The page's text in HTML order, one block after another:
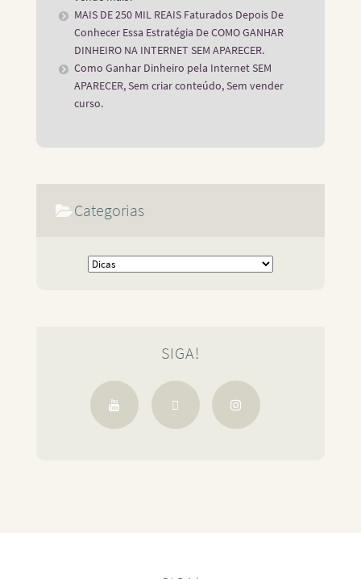
MAIS DE 250 MIL REAIS Faturados Depois De
Conhecer Essa Estratégia De COMO GANHAR
DINHEIRO NA INTERNET SEM APARECER.
Como Ganhar Dinheiro pela Internet SEM
APARECER, Sem criar conteúdo, Sem vender
curso.
Categorias
SIGA!